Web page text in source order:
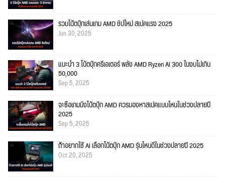
รวมโน้ตบุ๊กเล่นเกม AMD ชิปใหม่ สเปคแรง 2025
Jun 30, 2025
แนะนำ 3 โน้ตบุ๊กครีเอเตอร์ พลัง AMD Ryzen AI 300 ในงบไม่เกิน
50,000
Sep 5, 2025
จะซื้อเกมมิ่งโน้ตบุ๊ก AMD ควรมองหาสเปคแบบไหนในช่วงปลายปี
2025
Sep 5, 2025
ถ้าอยากใช้ AI เลือกโน้ตบุ๊ก AMD รุ่นไหนดีในช่วงปลายปี 2025
Oct 20, 2025